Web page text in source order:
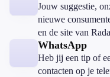
Jouw suggestie,
nieuwe
en de site van
WhatsApp
Heb jij een tip of
contacten op je